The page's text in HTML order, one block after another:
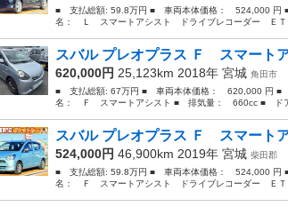
■ 支払総額: 59.8万円 ■ 車両本体価格： 524,000
名： Ｌ スマートアシスト ドライブレコーダー ＥＴ
スバル プレオプラス Ｆ スマートア
620,000円 25,123km 2018年 宮城 角田市
■ 支払総額: 67万円 ■ 車両本体価格： 620,000 円
名： Ｆ スマートアシスト ■ 排気量： 660cc ■ ド
スバル プレオプラス Ｆ スマー
524,000円 46,900km 2019年 宮城 柴田郡
■ 支払総額: 59.8万円 ■ 車両本体価格： 524,000
名： Ｆ スマートアシスト ドライブレコーダー ＥＴ